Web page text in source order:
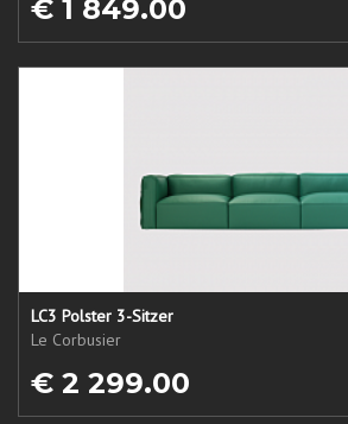
€ 1 849.00
LC3 Polster 3-Sitzer
Le Corbusier
€ 2 299.00